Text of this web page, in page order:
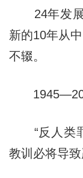
24年发展
新的10年从
不辍。
“反人类罪
教训必将导